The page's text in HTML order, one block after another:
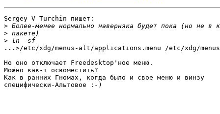
Sergey V Turchin пишет:
>
>
>
...>/etc/xdg/menus-alt/applications.menu /etc/xdg/
Но оно отключает Freedesktop'ное меню.
Можно как-т освоместить?
Как в ранних Гномах, когда было и свое меню и винзу
специфически-Альтовое :-)